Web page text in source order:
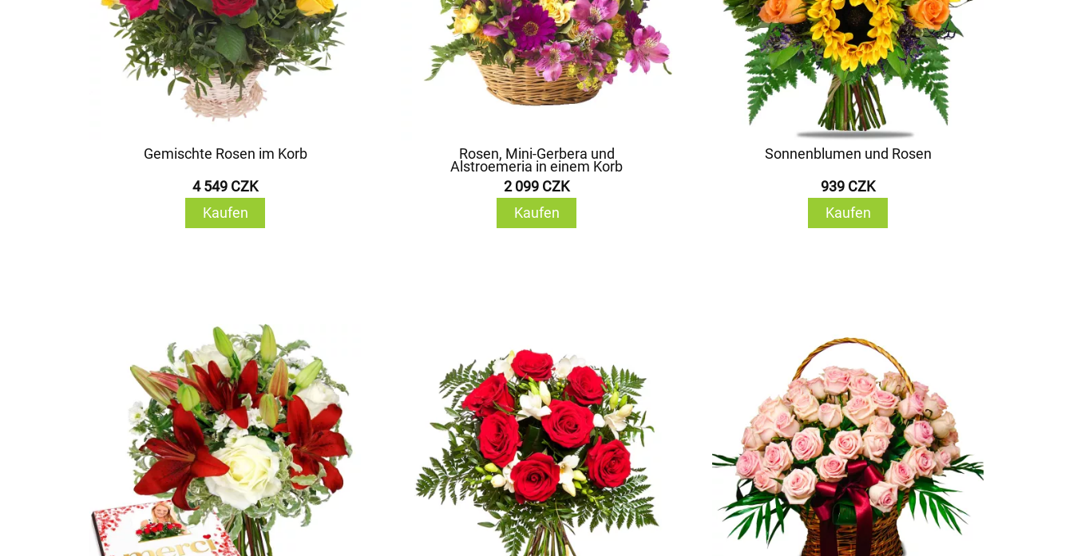
Gemischte Rosen im Korb
4 549 CZK
Kaufen
Rosen, Mini-Gerbera und
Alstroemeria in einem Korb
2 099 CZK
Kaufen
Sonnenblumen und Rosen
939 CZK
Kaufen